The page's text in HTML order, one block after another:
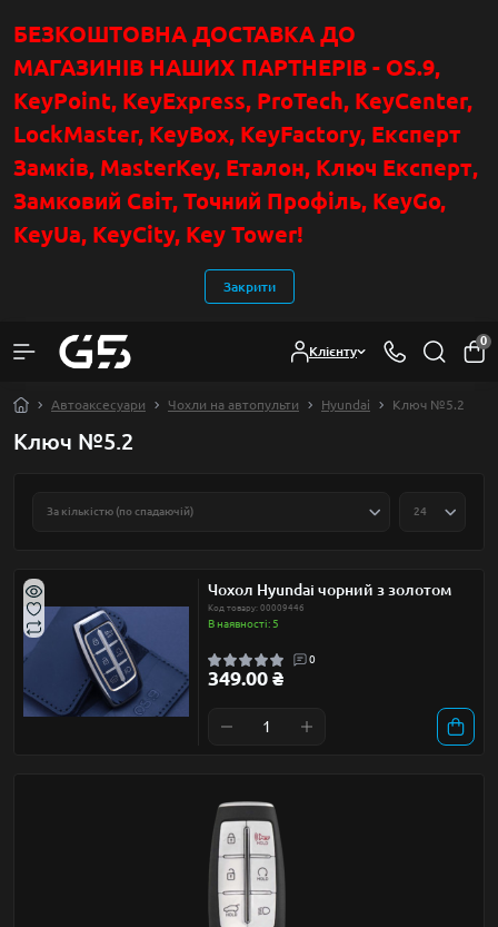
БЕЗКОШТОВНА ДОСТАВКА ДО
МАГАЗИНІВ НАШИХ ПАРТНЕРІВ - OS.9,
KeyPoint, KeyExpress, ProTech, KeyCenter,
LockMaster, KeyBox, KeyFactory, Експерт
Замків, MasterKey, Еталон, Ключ Експерт,
Замковий Світ, Точний Профіль, KeyGo,
KeyUa, KeyCity, Key Tower!
Закрити
Клієнту
0
Автоаксесуари Чохли на автопульти Hyundai Ключ №5.2
Ключ №5.2
Чохол Hyundai чорний з золотом
Код товару: 00009446
В наявності: 5
0
349.00 ₴